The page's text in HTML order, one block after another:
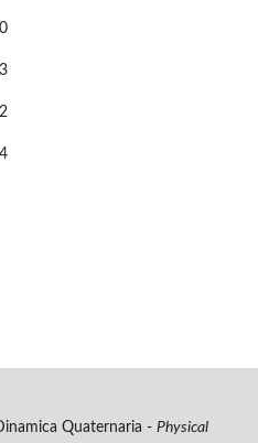
Quaternaria - Physical